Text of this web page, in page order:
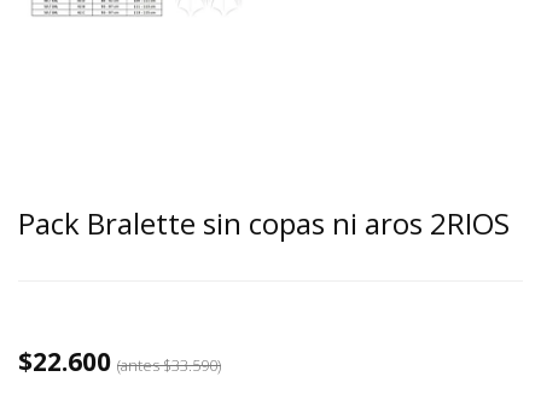
Pack Bralette sin copas ni aros 2RIOS
$22.600 (antes$33.590)